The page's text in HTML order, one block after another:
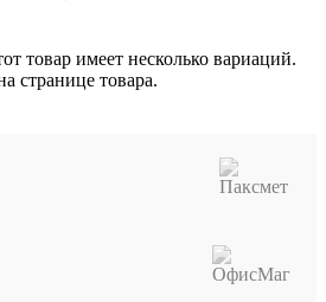
товар имеет несколько вариаций.
странице товара.